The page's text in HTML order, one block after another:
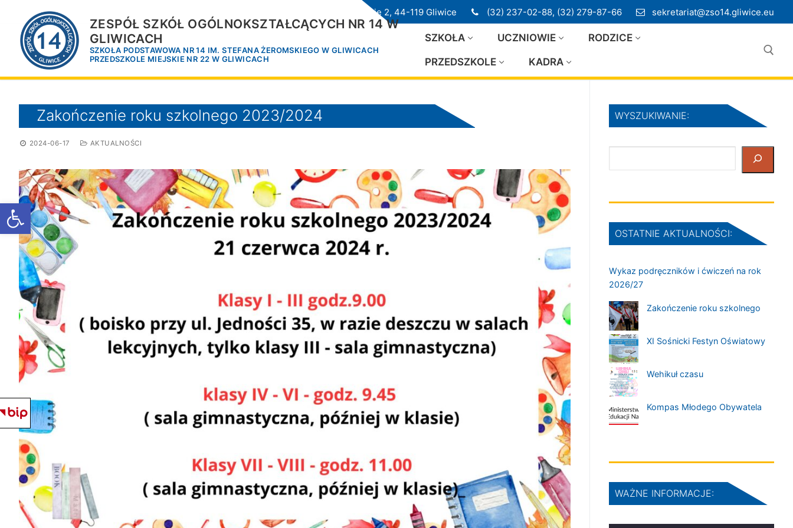
Otwórz pasek narzędzi
treści
ul. Przedwiośnie 2, 44-119 Gliwice (32) 237-02-88, (32) 279-87-66 sekretariat@zso14.gliwice.eu
ZESPÓŁ SZKÓŁ OGÓLNOKSZTAŁCĄCYCH NR 14 W
GLIWICACH
SZKOŁA PODSTAWOWA NR 14 IM. STEFANA ŻEROMSKIEGO W GLIWICACH
PRZEDSZKOLE MIEJSKIE NR 22 W GLIWICACH
SZKOŁA UCZNIOWIE RODZICE
PRZEDSZKOLE KADRA
Zakończenie roku szkolnego 2023/2024
2024-06-17 AKTUALNOŚCI
WYSZUKIWANIE:
OSTATNIE AKTUALNOŚCI:
Wykaz podręczników i ćwiczeń na rok
2026/27
Zakończenie roku szkolnego
XI Sośnicki Festyn Oświatowy
Wehikuł czasu
Kompas Młodego Obywatela
WAŻNE INFORMACJE: